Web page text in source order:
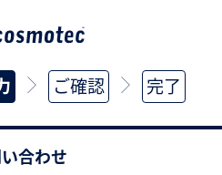
ご確認 完了
合わせ